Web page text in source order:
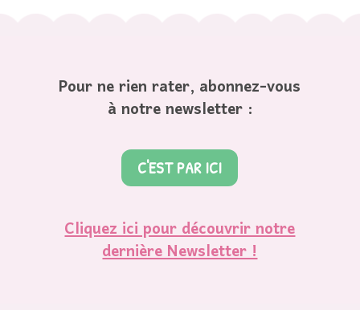
Pour ne rien rater, abonnez-vous
à notre newsletter :
C'EST PAR ICI
Cliquez ici pour découvrir notre
dernière Newsletter !